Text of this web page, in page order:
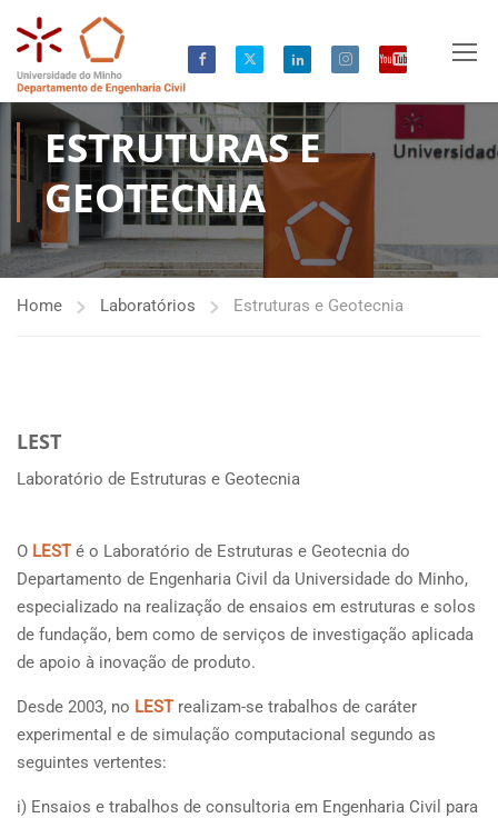
ESTRUTURAS E
GEOTECNIA
Home Laboratórios Estruturas e Geotecnia
LEST
Laboratório de Estruturas e Geotecnia
O LESTé o Laboratório de Estruturas e Geotecnia do
Departamento de Engenharia Civil da Universidade do Minho,
especializado na realização de ensaios em estruturas e solos
de fundação, bem como de serviços de investigação aplicada
de apoio à inovação de produto.
Desde 2003, no LESTrealizam-se trabalhos de caráter
experimental e de simulação computacional segundo as
seguintes vertentes:
i) Ensaios e trabalhos de consultoria em Engenharia Civil para